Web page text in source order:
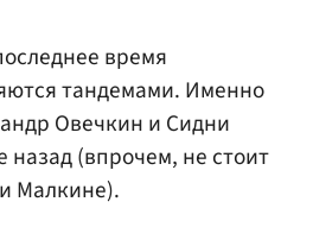
время
тандемами. Именно
Овечкин и Сидни
назад (впрочем, не стоит
Малкине).